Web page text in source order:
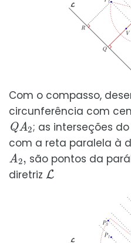
Com o compasso,
circunferência com
QA2
; as interseções
com a reta paralela à
A2
são pontos da
diretriz
L